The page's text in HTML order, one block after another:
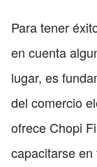
Para tener
en cuenta
lugar, es
del comercio
ofrece Chopi
capacitarse